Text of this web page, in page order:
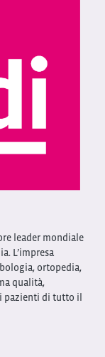
leader mondiale
L’impresa
ortopedia,
qualità,
pazienti di tutto il